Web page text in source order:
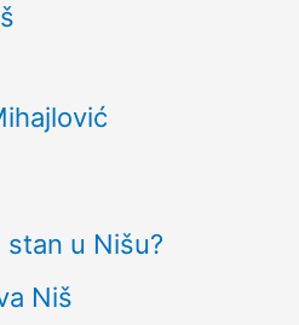
u Nišu?
Niš